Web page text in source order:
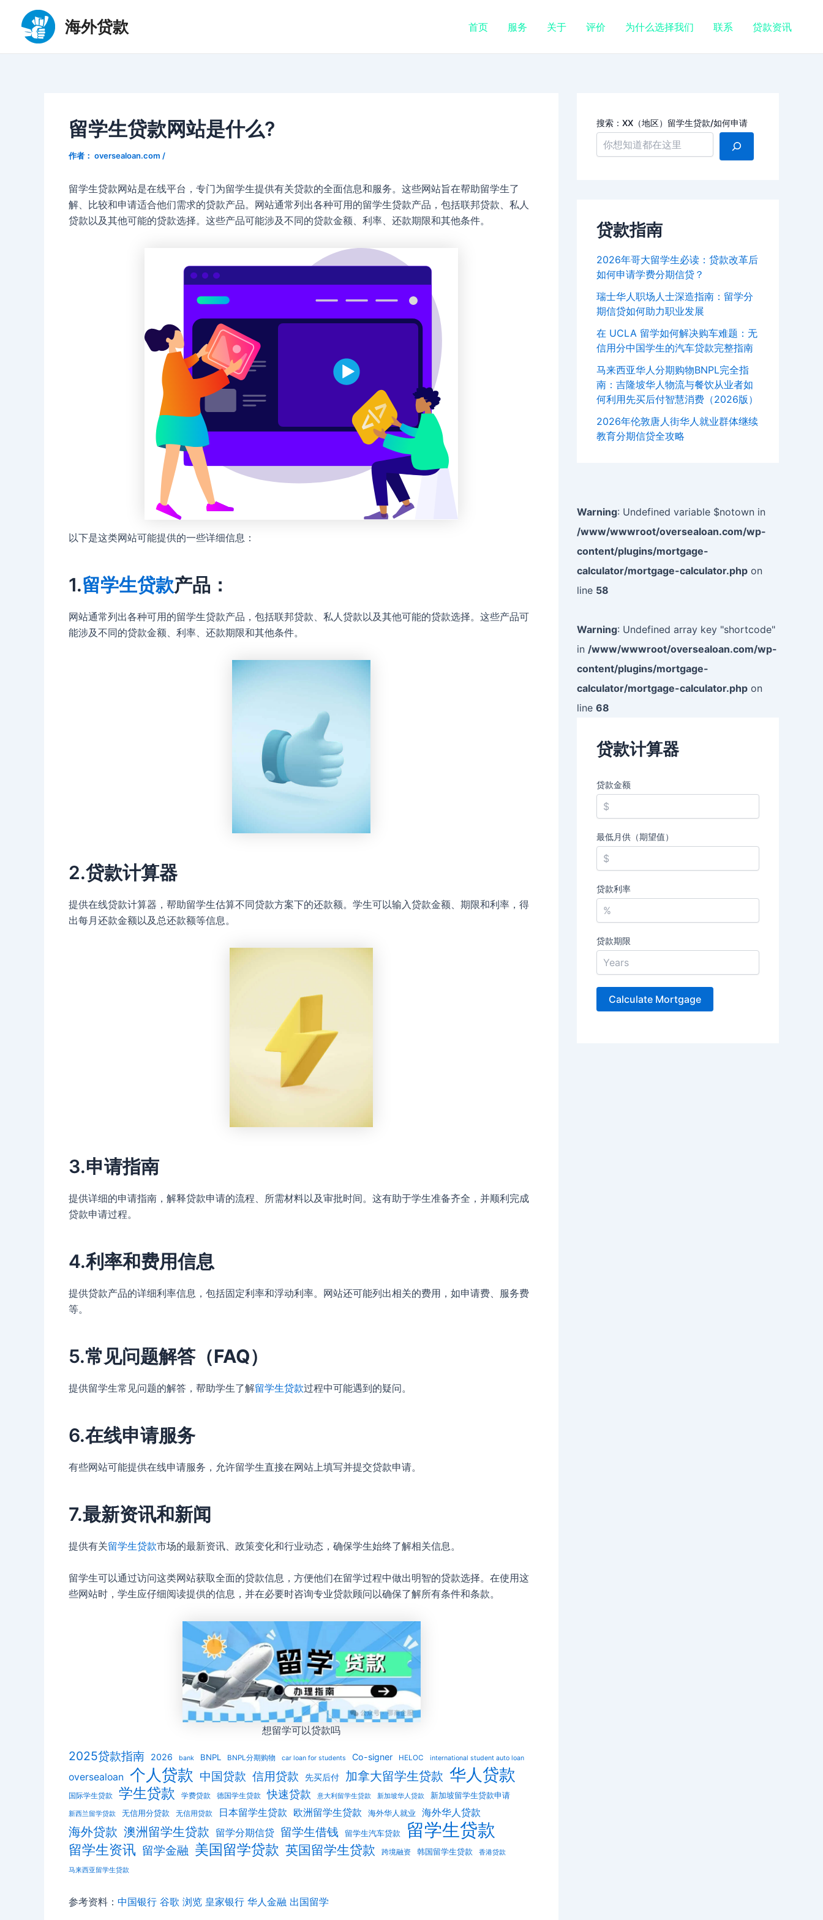
海外贷款 首页 服务 关于 评价 为什么选择我们 联系 贷款资讯
留学生贷款网站是什么?
作者： oversealoan.com /
留学生贷款网站是在线平台，专门为留学生提供有关贷款的全面信息和服务。这些网站旨在帮助留学生了
解、比较和申请适合他们需求的贷款产品。网站通常列出各种可用的留学生贷款产品，包括联邦贷款、私人
贷款以及其他可能的贷款选择。这些产品可能涉及不同的贷款金额、利率、还款期限和其他条件。
以下是这类网站可能提供的一些详细信息：
1.留学生贷款产品：
网站通常列出各种可用的留学生贷款产品，包括联邦贷款、私人贷款以及其他可能的贷款选择。这些产品可
能涉及不同的贷款金额、利率、还款期限和其他条件。
2.贷款计算器
提供在线贷款计算器，帮助留学生估算不同贷款方案下的还款额。学生可以输入贷款金额、期限和利率，得
出每月还款金额以及总还款额等信息。
3.申请指南
提供详细的申请指南，解释贷款申请的流程、所需材料以及审批时间。这有助于学生准备齐全，并顺利完成
贷款申请过程。
4.利率和费用信息
提供贷款产品的详细利率信息，包括固定利率和浮动利率。网站还可能列出相关的费用，如申请费、服务费
等。
5.常见问题解答（FAQ）
提供留学生常见问题的解答，帮助学生了解留学生贷款过程中可能遇到的疑问。
6.在线申请服务
有些网站可能提供在线申请服务，允许留学生直接在网站上填写并提交贷款申请。
7.最新资讯和新闻
提供有关留学生贷款市场的最新资讯、政策变化和行业动态，确保学生始终了解相关信息。
留学生可以通过访问这类网站获取全面的贷款信息，方便他们在留学过程中做出明智的贷款选择。在使用这
些网站时，学生应仔细阅读提供的信息，并在必要时咨询专业贷款顾问以确保了解所有条件和条款。
想留学可以贷款吗
2025贷款指南 2026 bank BNPL BNPL分期购物 car loan for students Co-signer HELOC international student auto loan
oversealoan 个人贷款 中国贷款 信用贷款 先买后付 加拿大留学生贷款 华人贷款
国际学生贷款 学生贷款 学费贷款 德国学生贷款 快速贷款 意大利留学生贷款 新加坡华人贷款 新加坡留学生贷款申请
新西兰留学贷款 无信用分贷款 无信用贷款 日本留学生贷款 欧洲留学生贷款 海外华人就业 海外华人贷款
海外贷款 澳洲留学生贷款 留学分期信贷 留学生借钱 留学生汽车贷款 留学生贷款
留学生资讯 留学金融 美国留学贷款 英国留学生贷款 跨境融资 韩国留学生贷款 香港贷款
马来西亚留学生贷款
参考资料： 中国银行 谷歌 浏览 皇家银行 华人金融 出国留学
搜索：XX（地区）留学生贷款/如何申请
贷款指南
2026年哥大留学生必读：贷款改革后
如何申请学费分期信贷？
瑞士华人职场人士深造指南：留学分
期信贷如何助力职业发展
在 UCLA 留学如何解决购车难题：无
信用分中国学生的汽车贷款完整指南
马来西亚华人分期购物BNPL完全指
南：吉隆坡华人物流与餐饮从业者如
何利用先买后付智慧消费（2026版）
2026年伦敦唐人街华人就业群体继续
教育分期信贷全攻略
Warning: Undefined variable $notown in
/www/wwwroot/oversealoan.com/wp-
content/plugins/mortgage-
calculator/mortgage-calculator.php on
line 58
Warning: Undefined array key "shortcode"
in /www/wwwroot/oversealoan.com/wp-
content/plugins/mortgage-
calculator/mortgage-calculator.php on
line 68
贷款计算器
贷款金额
最低月供（期望值）
贷款利率
贷款期限